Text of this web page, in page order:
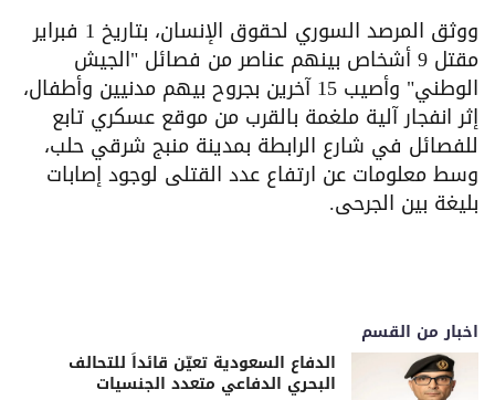
ووثق المرصد السوري لحقوق الإنسان، بتاريخ 1 فبراير
مقتل 9 أشخاص بينهم عناصر من فصائل "الجيش
الوطني" وأصيب 15 آخرين بجروح بيهم مدنيين وأطفال،
إثر انفجار آلية ملغمة بالقرب من موقع عسكري تابع
للفصائل في شارع الرابطة بمدينة منبج شرقي حلب،
وسط معلومات عن ارتفاع عدد القتلى لوجود إصابات
بليغة بين الجرحى.
اخبار من القسم
الدفاع السعودية تعيّن قائداً للتحالف
البحري الدفاعي متعدد الجنسيات